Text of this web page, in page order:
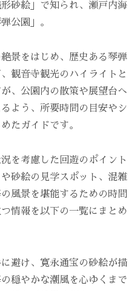
砂絵」で知られ、瀬戸内海
公園」。
景をはじめ、歴史ある琴弾
観音寺観光のハイライトと
、公園内の散策や展望台へ
よう、所要時間の目安やシ
たガイドです。
を考慮した回遊のポイント
砂絵の見学スポット、混雑
風景を堪能するための時間
情報を以下の一覧にまとめ
避け、寛永通宝の砂絵が描
穏やかな潮風を心ゆくまで